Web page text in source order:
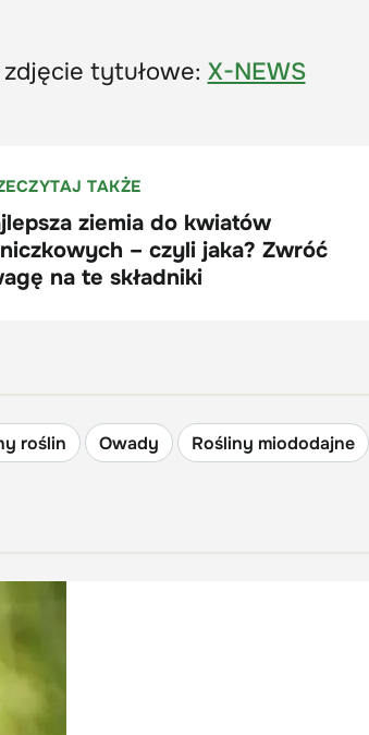
zdjęcie tytułowe: X-NEWS
roślin Owady Rośliny miododajne